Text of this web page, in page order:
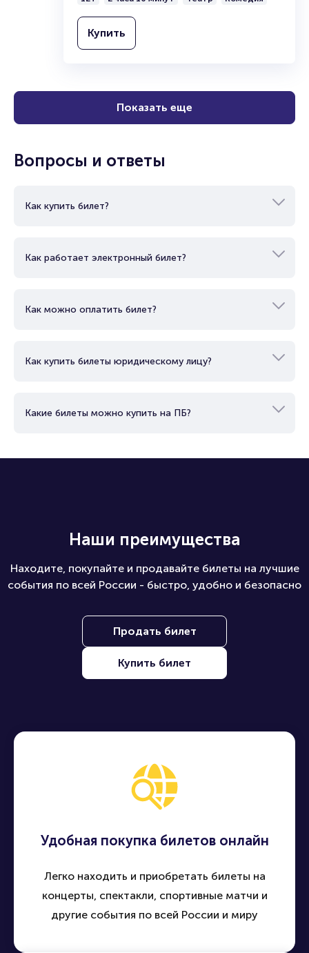
Купить
Показать еще
Вопросы и ответы
Как купить билет?
Как работает электронный билет?
Как можно оплатить билет?
Как купить билеты юридическому лицу?
Какие билеты можно купить на ПБ?
Наши преимущества
Находите, покупайте и продавайте билеты на лучшие
события по всей России - быстро, удобно и безопасно
Продать билет
Купить билет
Удобная покупка билетов онлайн
Легко находить и приобретать билеты на
концерты, спектакли, спортивные матчи и
другие события по всей России и миру